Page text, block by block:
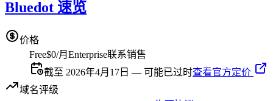
Bluedot 速览
价格
Free$0/月 Enterprise联系销售
截至 2026年4月17日 — 可能已过时查看官方定价
域名评级